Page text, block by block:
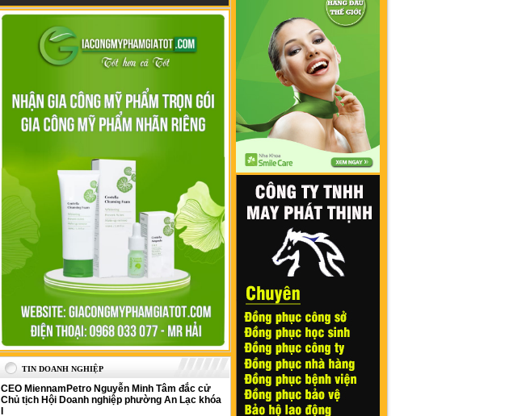
TIN DOANH NGHIỆP
CEO MiennamPetro Nguyễn Minh Tâm đắc cử
Chủ tịch Hội Doanh nghiệp phường An Lạc khóa